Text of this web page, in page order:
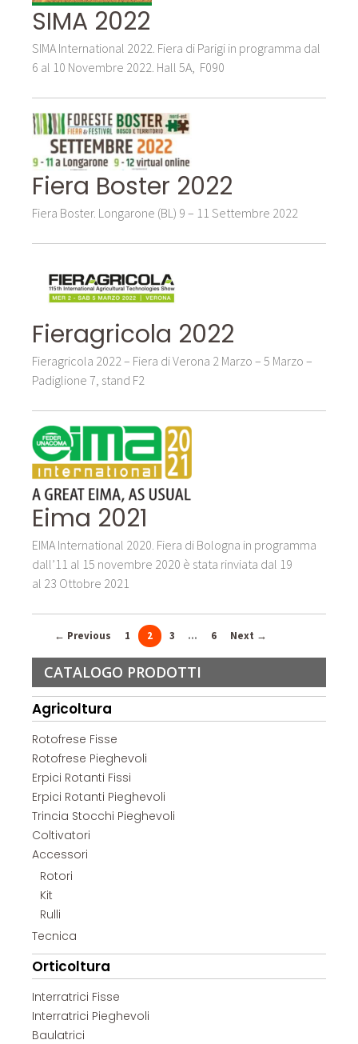
SIMA 2022
SIMA International 2022. Fiera di Parigi in programma dal
6 al 10 Novembre 2022. Hall 5A, F090
Fiera Boster 2022
Fiera Boster. Longarone (BL) 9 – 11 Settembre 2022
Fieragricola 2022
Fieragricola 2022 – Fiera di Verona 2 Marzo – 5 Marzo –
Padiglione 7, stand F2
Eima 2021
EIMA International 2020. Fiera di Bologna in programma
dall’11 al 15 novembre 2020 è stata rinviata dal 19
al 23 Ottobre 2021
← Previous 1 2 3 … 6 Next →
CATALOGO PRODOTTI
Agricoltura
Rotofrese Fisse
Rotofrese Pieghevoli
Erpici Rotanti Fissi
Erpici Rotanti Pieghevoli
Trincia Stocchi Pieghevoli
Coltivatori
Accessori
Rotori
Kit
Rulli
Tecnica
Orticoltura
Interratrici Fisse
Interratrici Pieghevoli
Baulatrici